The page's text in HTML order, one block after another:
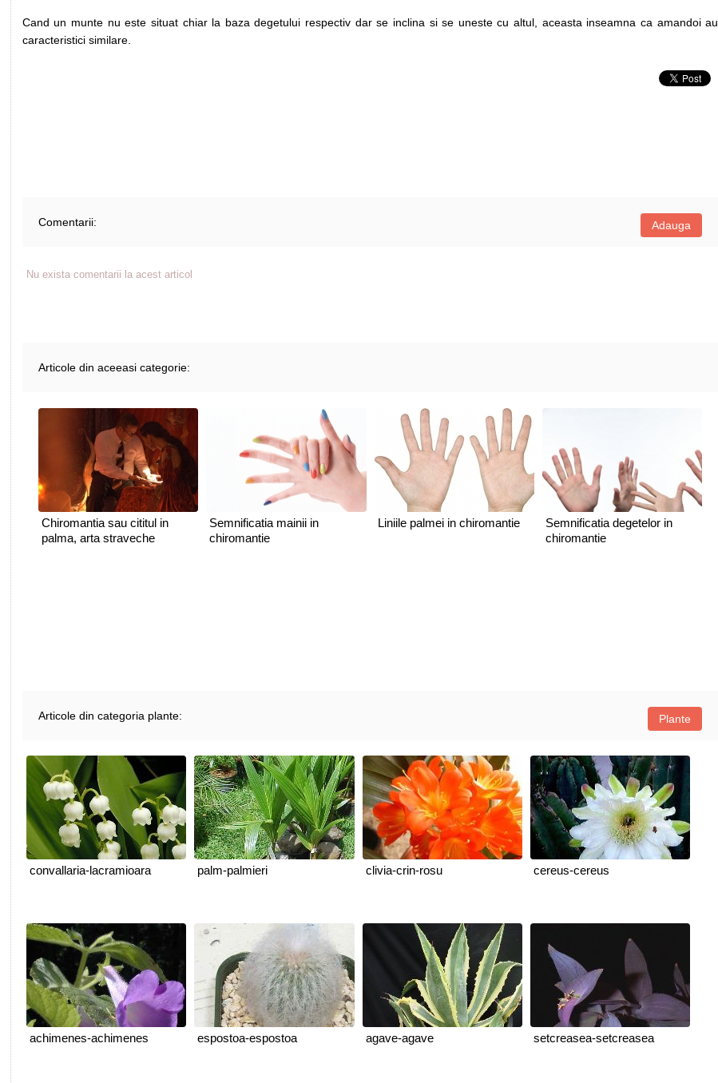
Cand un munte nu este situat chiar la baza degetului respectiv dar se inclina si se uneste cu altul, aceasta inseamna ca amandoi au
caracteristici similare.
Comentarii: Adauga
Nu exista comentarii la acest articol
Articole din aceeasi categorie:
Chiromantia sau cititul in
palma, arta straveche
Semnificatia mainii in
chiromantie
Liniile palmei in chiromantie
Semnificatia degetelor in
chiromantie
Articole din categoria plante: Plante
convallaria-lacramioara palm-palmieri clivia-crin-rosu cereus-cereus
achimenes-achimenes espostoa-espostoa agave-agave setcreasea-setcreasea